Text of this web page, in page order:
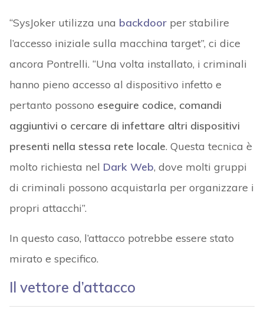
“SysJoker utilizza una backdoorper stabilire
l’accesso iniziale sulla macchina target”, ci dice
ancora Pontrelli. “Una volta installato, i criminali
hanno pieno accesso al dispositivo infetto e
pertanto possono eseguire codice, comandi
aggiuntivi o cercare di infettare altri dispositivi
presenti nella stessa rete locale. Questa tecnica è
molto richiesta nel Dark Web, dove molti gruppi
di criminali possono acquistarla per organizzare i
propri attacchi”.
In questo caso, l’attacco potrebbe essere stato
mirato e specifico.
Il vettore d’attacco